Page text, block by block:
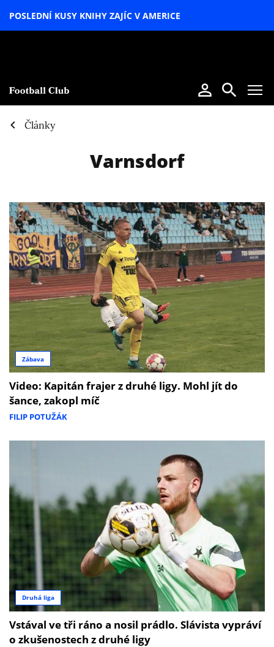
POSLEDNÍ KUSY KNIHY ZAJÍC V AMERICE
Články
Varnsdorf
Zábava
Video: Kapitán frajer z druhé ligy. Mohl jít do
šance, zakopl míč
FILIP POTUŽÁK
Druhá liga
Vstával ve tři ráno a nosil prádlo. Slávista vypráví
o zkušenostech z druhé ligy